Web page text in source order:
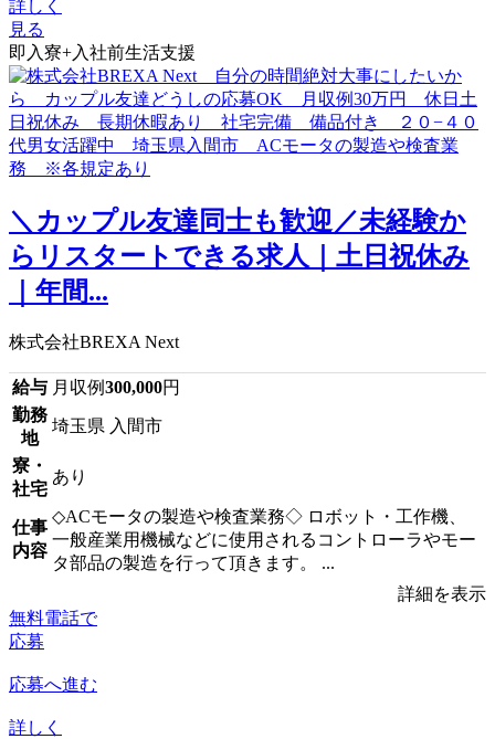
詳しく
見る
即入寮+入社前生活支援
＼カップル友達同士も歓迎／未経験か
らリスタートできる求人｜土日祝休み
｜年間...
株式会社BREXA Next
給与 月収例300,000円
勤務
地
埼玉県 入間市
寮・
社宅
あり
仕事
内容
◇ACモータの製造や検査業務◇ ロボット・工作機、
一般産業用機械などに使用されるコントローラやモー
タ部品の製造を行って頂きます。 ...
詳細を表示
無料電話で
応募
応募へ進む
詳しく